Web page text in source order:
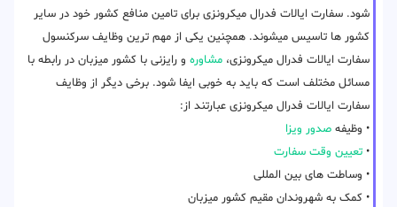
شود. سفارت ایالات فدرال میکرونزی برای تامین منافع کشور خود در سایر
کشور ها تاسیس میشوند. همچنین یکی از مهم ترین وظایف سرکنسول
سفارت ایالات فدرال میکرونزی، مشاوره و رایزنی با کشور میزبان در رابطه با
مسائل مختلف است که باید به خوبی ایفا شود. برخی دیگر از وظایف
سفارت ایالات فدرال میکرونزی عبارتند از:
• وظیفه صدور ویزا
• تعیین وقت سفارت
• وساطت های بین المللی
• کمک به شهروندان مقیم کشور میزبان